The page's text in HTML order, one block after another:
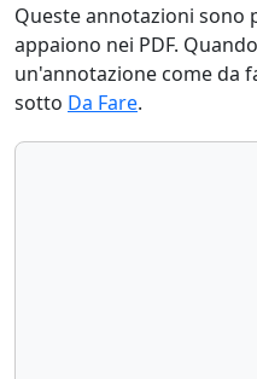
Queste annotazioni sono
appaiono nei PDF.
un'annotazione come da
sotto Da Fare.